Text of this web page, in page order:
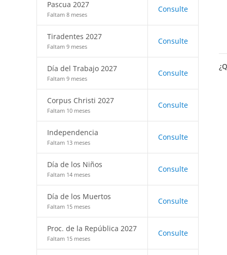
Pascua 2027
Faltam 8 meses
Consulte
Tiradentes 2027
Faltam 9 meses
Consulte
Día del Trabajo 2027
Faltam 9 meses
Consulte
Corpus Christi 2027
Faltam 10 meses
Consulte
Independencia
Faltam 13 meses
Consulte
Día de los Niños
Faltam 14 meses
Consulte
Día de los Muertos
Faltam 15 meses
Consulte
Proc. de la República 2027
Faltam 15 meses
Consulte